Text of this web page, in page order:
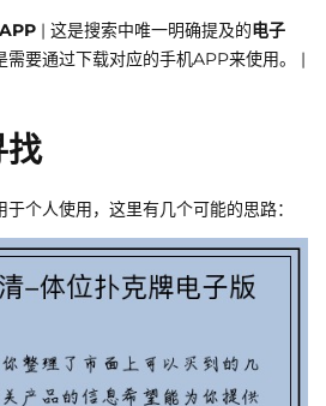
| 这是搜索中唯一明确提及的电子
需要通过下载对应的手机APP来使用。 |
找
个人使用，这里有几个可能的思路：